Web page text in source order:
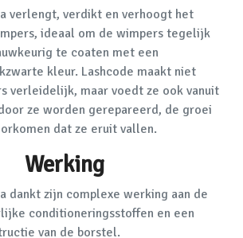
verlengt, verdikt en verhoogt het
ideaal om de wimpers tegelijk
te coaten met een
kleur. Lashcode maakt niet
verleidelijk, maar voedt ze ook vanuit
ze worden gerepareerd, de groei
dat ze eruit vallen.
Werking
dankt zijn complexe werking aan de
conditioneringsstoffen en een
van de borstel.